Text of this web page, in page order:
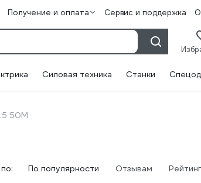
Получение и оплата Сервис и поддержка
Силовая техника Станки
50М
По популярности Отзывам